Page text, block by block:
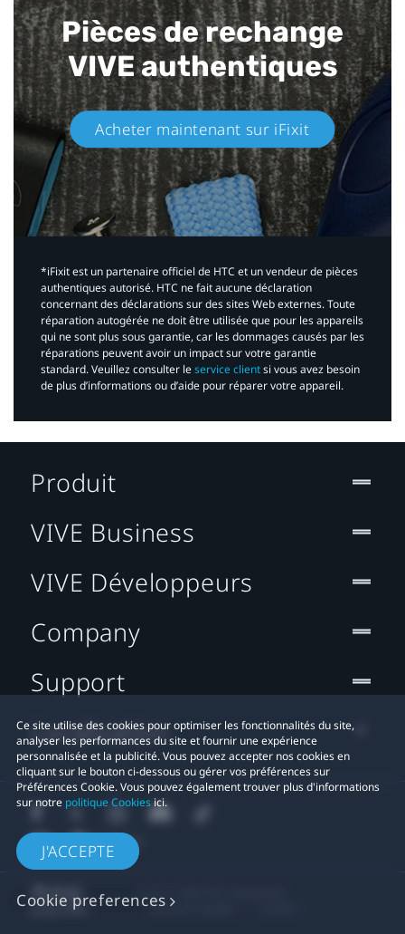
Pièces de rechange
VIVE authentiques​
Acheter maintenant sur iFixit​
*iFixit est un partenaire officiel de HTC et un vendeur de pièces
authentiques autorisé. HTC ne fait aucune déclaration
concernant des déclarations sur des sites Web externes. Toute
réparation autogérée ne doit être utilisée que pour les appareils
qui ne sont plus sous garantie, car les dommages causés par les
réparations peuvent avoir un impact sur votre garantie
standard. Veuillez consulter leservice clientsi vous avez besoin
de plus d’informations ou d’aide pour réparer votre appareil.​
Ce site utilise des cookies pour optimiser les fonctionnalités du site,
analyser les performances du site et fournir une expérience
personnalisée et la publicité. Vous pouvez accepter nos cookies en
cliquant sur le bouton ci-dessous ou gérer vos préférences sur
Préférences Cookie. Vous pouvez également trouver plus d'informations
sur notre politique Cookiesici.
J'ACCEPTE
Cookie preferences
Produit
VIVE Business
VIVE Développeurs
Company
Support
Localisation
Mentions Légales